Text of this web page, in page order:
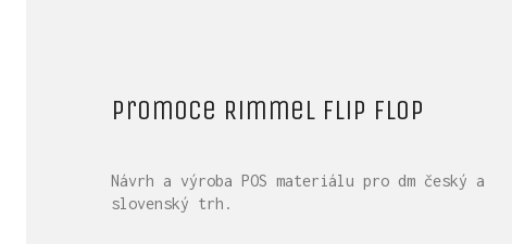
Promoce Rimmel Flip Flop
Návrh a výroba POS materiálu pro dm český a
slovenský trh.